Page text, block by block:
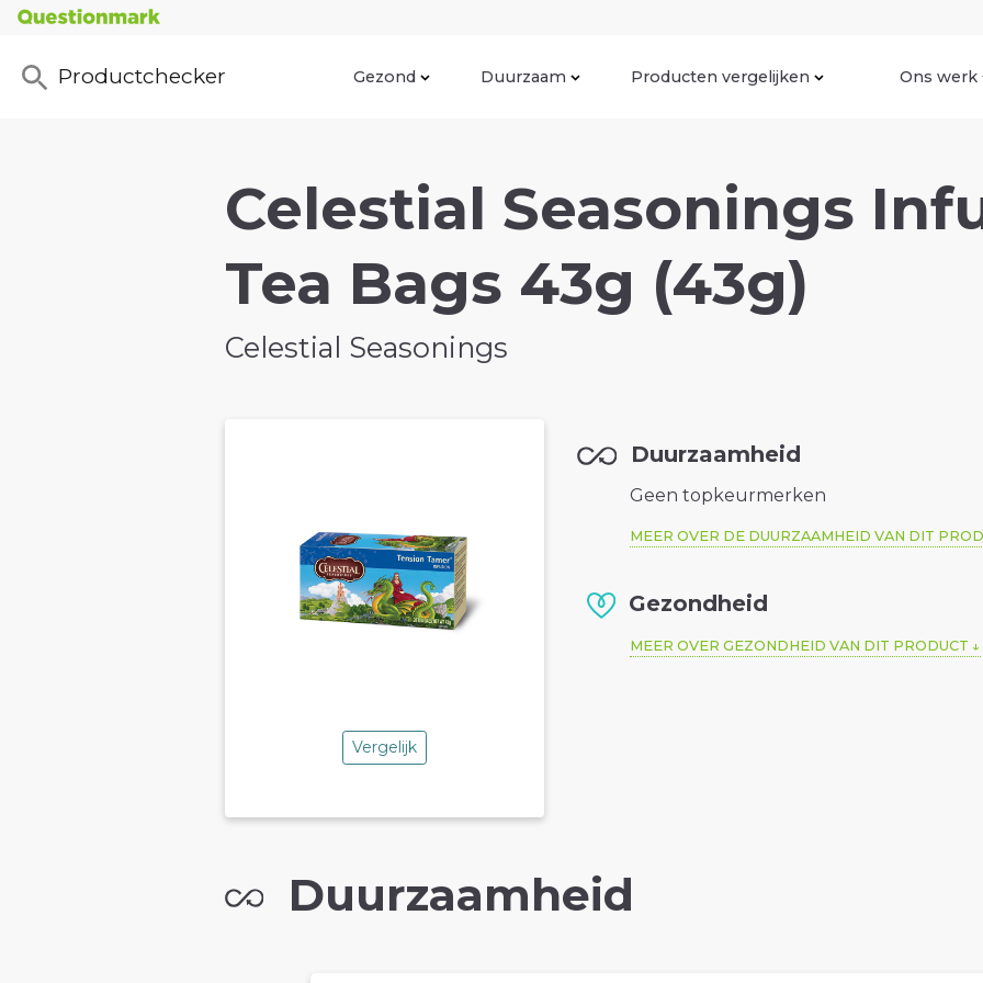
Productchecker Gezond Duurzaam Producten vergelijken Ons werk
Celestial Seasonings
Tea Bags 43g (43g)
Celestial Seasonings
Vergelijk
Duurzaamheid
Geen topkeurmerken
MEER OVER DE DUURZAAMHEID VAN DIT
Gezondheid
MEER OVER GEZONDHEID VAN DIT PRODUCT
Duurzaamheid